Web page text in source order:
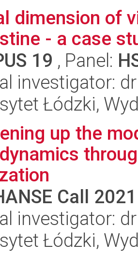
dimension of
- a case
19 , Panel:
investigator:
Łódzki,
up the
Call 2021
investigator:
Łódzki,